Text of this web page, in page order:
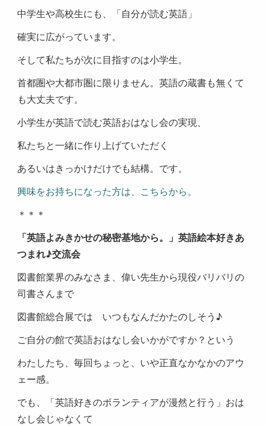
中学生や高校生にも、「自分が読む英語」
確実に広がっています。
そして私たちが次に目指すのは小学生。
首都圏や大都市圏に限りません。英語の蔵書も無くて
も大丈夫です。
小学生が英語で読む英語おはなし会の実現、
私たちと一緒に作り上げていただく
あるいはきっかけだけでも結構。です。
興味をお持ちになった方は、こちらから。
＊＊＊
「英語よみきかせの秘密基地から。」英語絵本好きあ
つまれ♪交流会
図書館業界のみなさま、偉い先生から現役バリバリの
司書さんまで
図書館総合展では いつもなんだかたのしそう♪
ご自分の館で英語おはなし会いかがですか？という
わたしたち、毎回ちょっと、いや正直なかなかのアウ
ェー感。
でも、「英語好きのボランティアが漫然と行う」おは
なし会じゃなくて